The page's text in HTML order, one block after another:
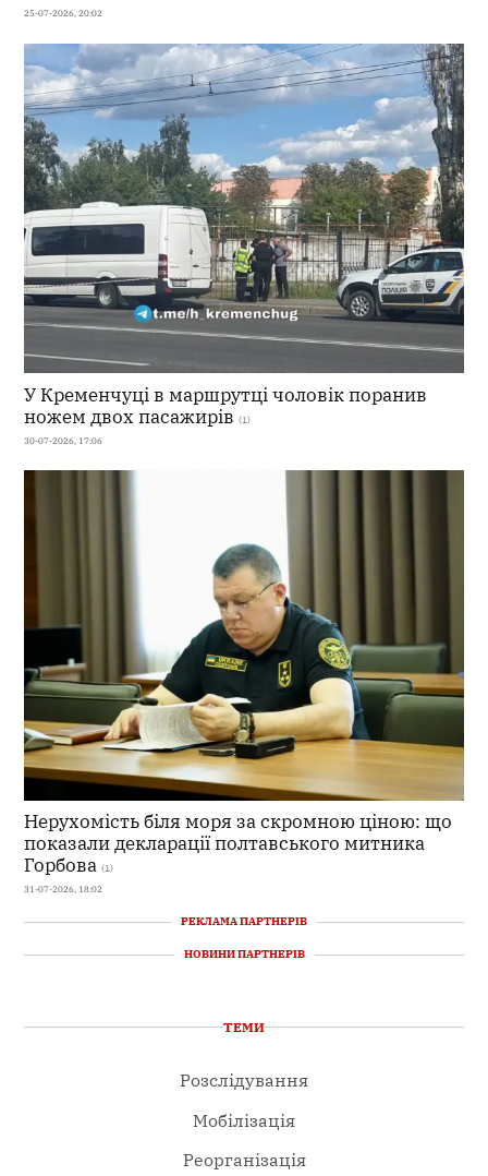
25-07-2026, 20:02
У Кременчуці в маршрутці чоловік поранив
ножем двох пасажирів (1)
30-07-2026, 17:06
Нерухомість біля моря за скромною ціною: що
показали декларації полтавського митника
Горбова (1)
31-07-2026, 18:02
РЕКЛАМА ПАРТНЕРІВ
НОВИНИ ПАРТНЕРІВ
ТЕМИ
Розслідування
Мобілізація
Реорганізація